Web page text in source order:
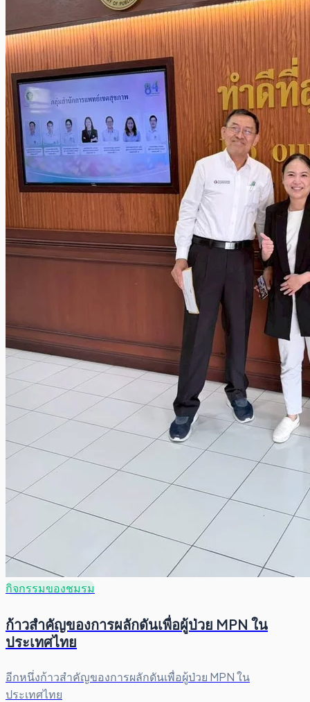
กิจกรรมของชมรม
ก้าวสำคัญของการผลักดันเพื่อผู้ป่วย MPN ใน
ประเทศไทย
อีกหนึ่งก้าวสำคัญของการผลักดันเพื่อผู้ป่วย MPN ใน
ประเทศไทย